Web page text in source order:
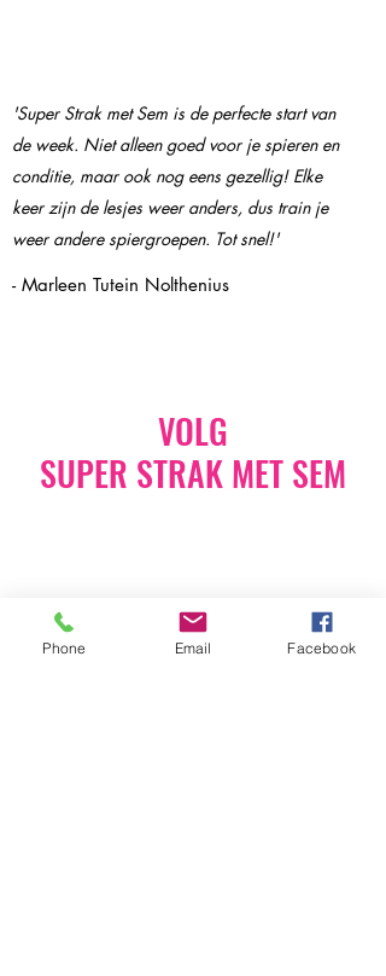
'Super Strak met Sem is de perfecte start van
de week. Niet alleen goed voor je spieren en
conditie, maar ook nog eens gezellig! Elke
keer zijn de lesjes weer anders, dus train je
weer andere spiergroepen. Tot snel!'
- Marleen Tutein Nolthenius
VOLG
SUPER STRAK MET SEM
klasjes, kortingen en nog veel meer!
Phone Email Facebook